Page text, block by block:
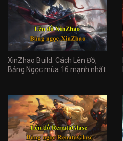
XinZhao Build: Cách Lên Đồ,
Bảng Ngọc mùa 16 mạnh nhất